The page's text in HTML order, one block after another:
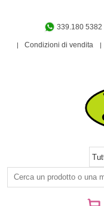
339.180 5382
Condizioni di vendita